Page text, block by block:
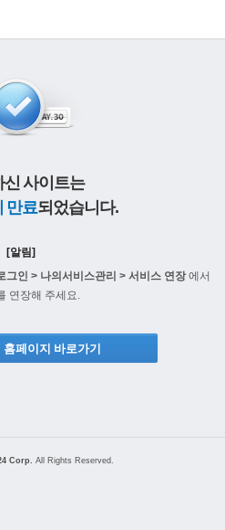
신 사이트는
만료되었습니다.
[알림]
그인 > 나의서비스관리 > 서비스 연장에서
연장해 주세요.
페이지 바로가기
Corp. All Rights Reserved.